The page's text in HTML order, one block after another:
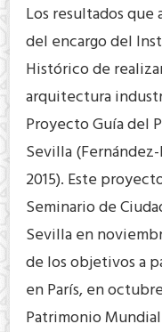
Los resultados
del encargo del
Histórico de
arquitectura
Proyecto Guía del
Sevilla
2015). Este
Seminario de
Sevilla en
de los objetivos a
en París, en
Patrimonio Mundial